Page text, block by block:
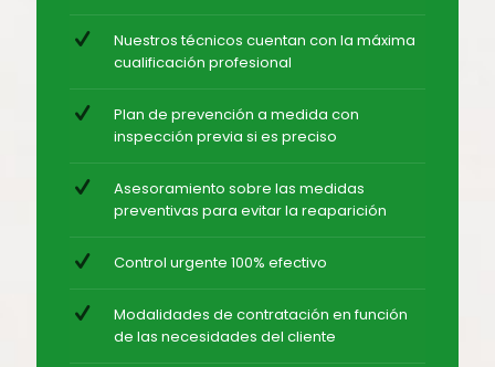
Nuestros técnicos cuentan con la máxima
cualificación profesional
Plan de prevención a medida con
inspección previa si es preciso
Asesoramiento sobre las medidas
preventivas para evitar la reaparición
Control urgente 100% efectivo
Modalidades de contratación en función
de las necesidades del cliente